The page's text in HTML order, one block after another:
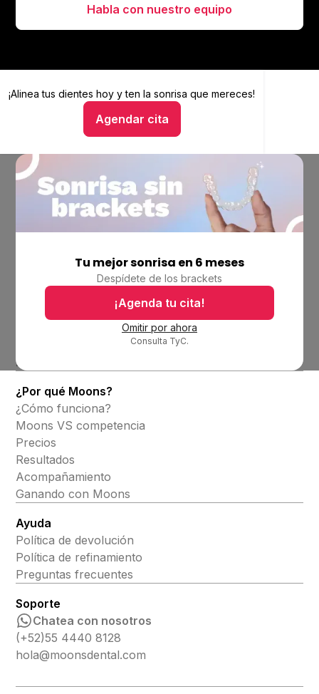
Habla con nuestro equipo
¡Alinea tus dientes hoy yten la sonrisa que mereces!
Agendar cita
Alinea tus dientes hoy y ten la sonrisa que mereces
Hablar con un asesor
Tu mejor sonrisa en 6 meses
Despídete de los brackets
¡Agenda tu cita!
Omitir por ahora
Consulta TyC.
Alineadores invisibles
¿Por qué Moons?
¿Cómo funciona?
Moons VS competencia
Precios
Resultados
Acompañamiento
Ganando con Moons
Ayuda
Política de devolución
Política de refinamiento
Preguntas frecuentes
Soporte
Chatea con nosotros
(+52)55 4440 8128
hola@moonsdental.com